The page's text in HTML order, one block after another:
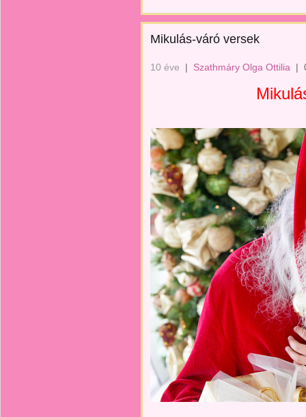
Mikulás-váró versek
10 éve | Szathmáry Olga Ottilia |